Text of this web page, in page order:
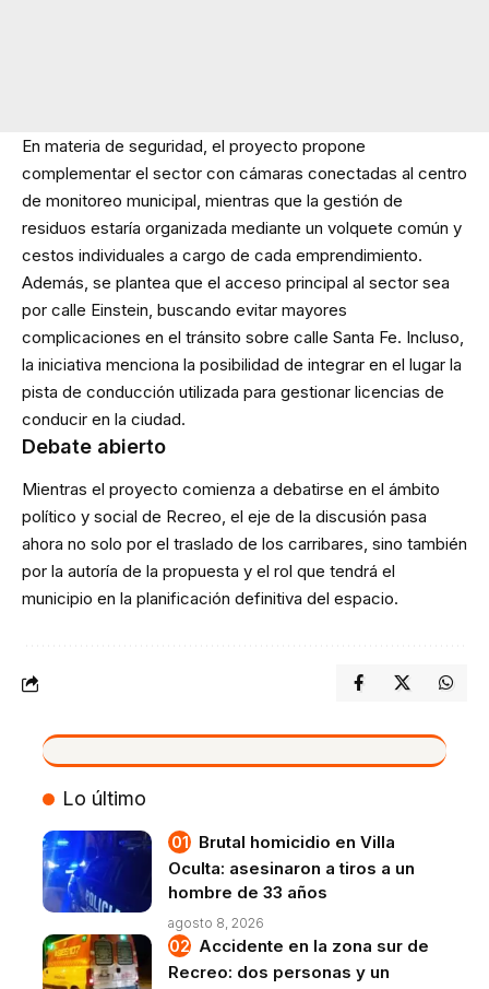
En materia de seguridad, el proyecto propone
complementar el sector con cámaras conectadas al centro
de monitoreo municipal, mientras que la gestión de
residuos estaría organizada mediante un volquete común y
cestos individuales a cargo de cada emprendimiento.
Además, se plantea que el acceso principal al sector sea
por calle Einstein, buscando evitar mayores
complicaciones en el tránsito sobre calle Santa Fe. Incluso,
la iniciativa menciona la posibilidad de integrar en el lugar la
pista de conducción utilizada para gestionar licencias de
conducir en la ciudad.
Debate abierto
Mientras el proyecto comienza a debatirse en el ámbito
político y social de Recreo, el eje de la discusión pasa
ahora no solo por el traslado de los carribares, sino también
por la autoría de la propuesta y el rol que tendrá el
municipio en la planificación definitiva del espacio.
VIVO
Lo último
Brutal homicidio en Villa
Oculta: asesinaron a tiros a un
hombre de 33 años
agosto 8, 2026
Accidente en la zona sur de
Recreo: dos personas y un